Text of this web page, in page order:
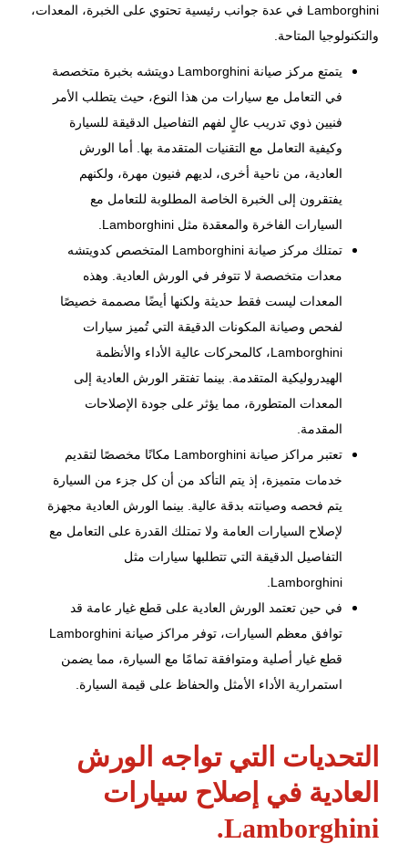
Lamborghini في عدة جوانب رئيسية تحتوي على الخبرة، المعدات،
والتكنولوجيا المتاحة.
يتمتع مركز صيانة Lamborghini
دويتشه بخبرة متخصصة
في التعامل مع سيارات من هذا النوع، حيث يتطلب الأمر
فنيين ذوي تدريب عالٍ لفهم التفاصيل الدقيقة للسيارة
وكيفية التعامل مع التقنيات المتقدمة بها. أما الورش
العادية، من ناحية أخرى، لديهم فنيون مهرة، ولكنهم
يفتقرون إلى الخبرة الخاصة المطلوبة للتعامل مع
السيارات الفاخرة والمعقدة مثل Lamborghini.
تمتلك مركز صيانة Lamborghini
المتخصص كدويتشه
معدات متخصصة لا تتوفر في الورش العادية. وهذه
المعدات ليست فقط حديثة ولكنها أيضًا مصممة خصيصًا
لفحص وصيانة المكونات الدقيقة التي تُميز سيارات
Lamborghini، كالمحركات عالية الأداء والأنظمة
الهيدروليكية المتقدمة. بينما تفتقر الورش العادية إلى
المعدات المتطورة، مما يؤثر على جودة الإصلاحات
المقدمة.
تعتبر مراكز صيانة Lamborghini مكانًا مخصصًا لتقديم
خدمات متميزة، إذ يتم التأكد من أن كل جزء من السيارة
يتم فحصه وصيانته بدقة عالية. بينما الورش العادية مجهزة
لإصلاح السيارات العامة ولا تمتلك القدرة على التعامل مع
التفاصيل الدقيقة التي تتطلبها سيارات مثل
Lamborghini.
في حين تعتمد الورش العادية على قطع غيار عامة قد
توافق معظم السيارات، توفر مراكز صيانة Lamborghini
قطع غيار أصلية ومتوافقة تمامًا مع السيارة، مما يضمن
استمرارية الأداء الأمثل والحفاظ على قيمة السيارة.
التحديات التي تواجه الورش
العادية في إصلاح سيارات
Lamborghini.